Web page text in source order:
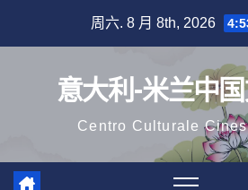
周六. 8 月 8th, 2026
意大利-米兰中
Centro Culturale